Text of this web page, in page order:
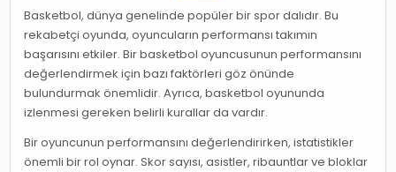
Basketbol, dünya genelinde popüler bir spor dalıdır. Bu
rekabetçi oyunda, oyuncuların performansı takımın
başarısını etkiler. Bir basketbol oyuncusunun performansını
değerlendirmek için bazı faktörleri göz önünde
bulundurmak önemlidir. Ayrıca, basketbol oyununda
izlenmesi gereken belirli kurallar da vardır.
Bir oyuncunun performansını değerlendirirken, istatistikler
önemli bir rol oynar. Skor sayısı, asistler, ribauntlar ve bloklar